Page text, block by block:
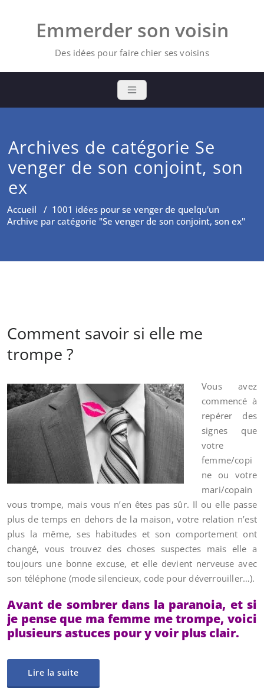
Emmerder son voisin
Des idées pour faire chier ses voisins
Archives de catégorie Se
venger de son conjoint, son
ex
Accueil / 1001 idées pour se venger de quelqu'un
Archive par catégorie "Se venger de son conjoint, son ex"
Comment savoir si elle me
trompe ?
Vous avez
commencé à
repérer des
signes que
votre
femme/copi
ne ou votre
mari/copain
vous trompe, mais vous n’en êtes pas sûr. Il ou elle passe
plus de temps en dehors de la maison, votre relation n’est
plus la même, ses habitudes et son comportement ont
changé, vous trouvez des choses suspectes mais elle a
toujours une bonne excuse, et elle devient nerveuse avec
son téléphone (mode silencieux, code pour déverrouiller…).
Avant de sombrer dans la paranoia, et si
je pense que ma femme me trompe, voici
plusieurs astuces pour y voir plus clair.
Lire la suite